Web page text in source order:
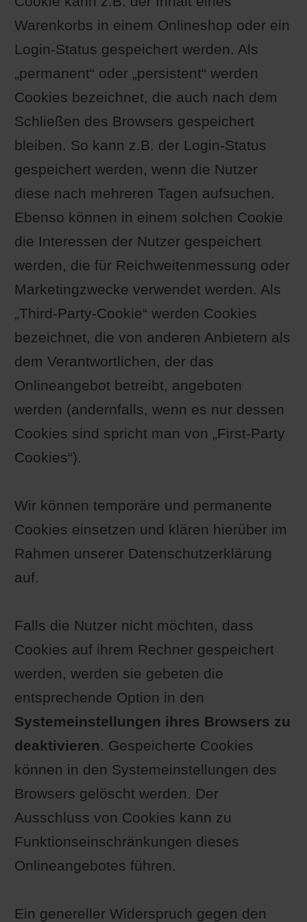
Warenkorbs in einem Onlineshop oder ein
Login-Status gespeichert werden. Als
„permanent“ oder „persistent“ werden
Cookies bezeichnet, die auch nach dem
Schließen des Browsers gespeichert
bleiben. So kann z.B. der Login-Status
gespeichert werden, wenn die Nutzer
diese nach mehreren Tagen aufsuchen.
Ebenso können in einem solchen Cookie
die Interessen der Nutzer gespeichert
werden, die für Reichweitenmessung oder
Marketingzwecke verwendet werden. Als
„Third-Party-Cookie“ werden Cookies
bezeichnet, die von anderen Anbietern als
dem Verantwortlichen, der das
Onlineangebot betreibt, angeboten
werden (andernfalls, wenn es nur dessen
Cookies sind spricht man von „First-Party
Cookies“).
Wir können temporäre und permanente
Cookies einsetzen und klären hierüber im
Rahmen unserer Datenschutzerklärung
auf.
Falls die Nutzer nicht möchten, dass
Cookies auf ihrem Rechner gespeichert
werden, werden sie gebeten die
entsprechende Option in den
Systemeinstellungen ihres Browsers zu
deaktivieren. Gespeicherte Cookies
können in den Systemeinstellungen des
Browsers gelöscht werden. Der
Ausschluss von Cookies kann zu
Funktionseinschränkungen dieses
Onlineangebotes führen.
Ein genereller Widerspruch gegen den